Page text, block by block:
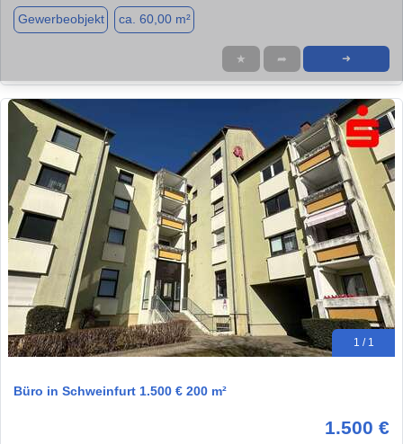
Gewerbeobjekt ca. 60,00 m²
★ ➦ ➜
1 / 1
Büro in Schweinfurt 1.500 € 200 m²
1.500 €